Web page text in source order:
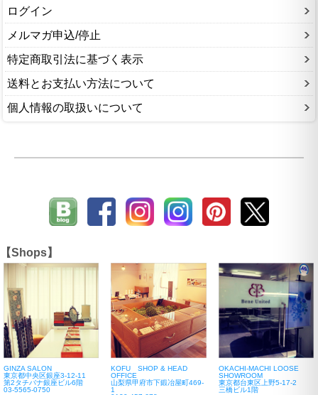
ログイン
メルマガ申込/停止
特定商取引法に基づく表示
送料とお支払い方法について
個人情報の取扱いについて
【Shops】
GINZA SALON
東京都中央区銀座3-12-11
第2タチバナ銀座ビル6階
03-5565-0750
KOFU SHOP & HEAD
OFFICE
山梨県甲府市下鍛冶屋町469-
1
OKACHI-MACHI LOOSE
SHOWROOM
東京都台東区上野5-17-2
三橋ビル1階